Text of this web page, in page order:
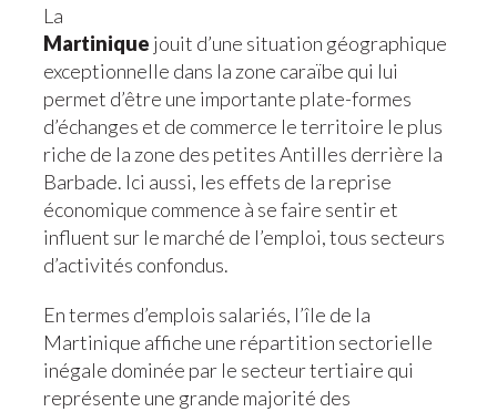
La
Martinique jouit d’une situation géographique
exceptionnelle dans la zone caraïbe qui lui
permet d’être une importante plate-formes
d’échanges et de commerce le territoire le plus
riche de la zone des petites Antilles derrière la
Barbade. Ici aussi, les effets de la reprise
économique commence à se faire sentir et
influent sur le marché de l’emploi, tous secteurs
d’activités confondus.
En termes d’emplois salariés, l’île de la
Martinique affiche une répartition sectorielle
inégale dominée par le secteur tertiaire qui
représente une grande majorité des